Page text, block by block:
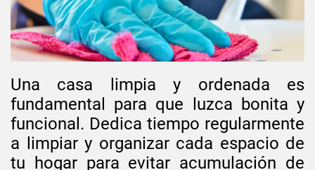
Una casa limpia y ordenada es
fundamental para que luzca bonita y
funcional. Dedica tiempo regularmente
a limpiar y organizar cada espacio de
tu hogar para evitar acumulación de